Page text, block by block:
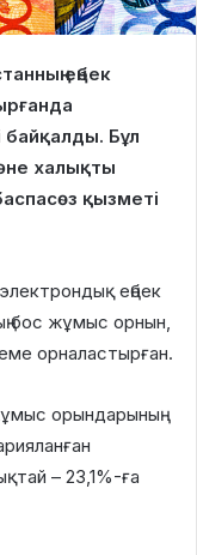
еңбек
байқалды. Бұл
халықты
қызметі
еңбек
бос жұмыс орнын,
орналастырған.
орындарының
– 23,1%-ға